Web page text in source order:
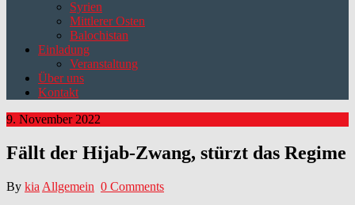
Syrien
Mittlerer Osten
Balochistan
Einladung
Veranstaltung
Über uns
Kontakt
9. November 2022
Fällt der Hijab-Zwang, stürzt das Regime
By kia Allgemein 0 Comments